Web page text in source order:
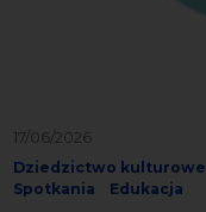
17/06/2026
Dziedzictwo kulturowe
Spotkania
Edukacja